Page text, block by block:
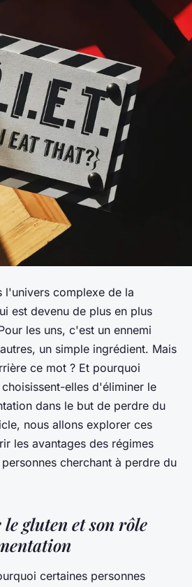
l'univers complexe de la
est devenu de plus en plus
les uns, c'est un ennemi
un simple ingrédient. Mais
ce mot ? Et pourquoi
elles d'éliminer le
dans le but de perdre du
nous allons explorer ces
les avantages des régimes
cherchant à perdre du
gluten et son rôle
certaines personnes